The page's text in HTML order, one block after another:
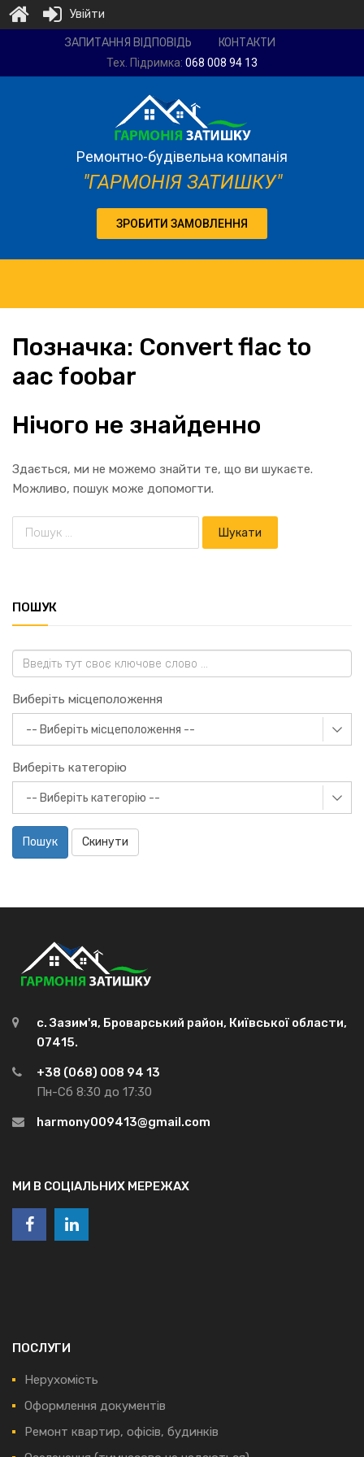
компанія
ЗАПИТАННЯ ВІДПОВІДЬ КОНТАКТИ
Тех. Підримка: 068 008 94 13
Ремонтно-будівельна компанія
"ГАРМОНІЯ ЗАТИШКУ"
ЗРОБИТИ ЗАМОВЛЕННЯ
Позначка: Convertflac to
aac foobar
Нічого не знайденно
Здається, ми не можемо знайти те, що ви шукаєте.
Можливо, пошук може допомогти.
ПОШУК
Виберіть місцеположення
Виберіть категорію
Пошук Скинути
с. Зазим'я, Броварський район, Київської области,
07415.
+38 (068) 008 94 13
Пн-Сб 8:30 до 17:30
harmony009413@gmail.com
МИ В СОЦІАЛЬНИХ МЕРЕЖАХ
ПОСЛУГИ
Нерухомість
Оформлення документів
Ремонт квартир, офісів, будинків
Увійти